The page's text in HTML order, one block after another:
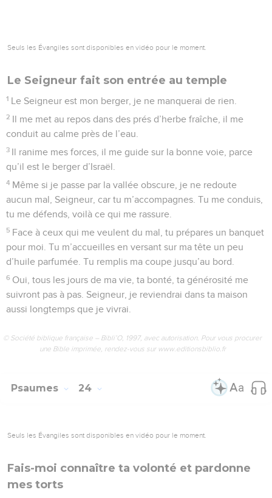
Seuls les Évangiles sont disponibles en vidéo pour le moment.
Le Seigneur fait son entrée au temple
1 Le Seigneur est mon berger, je ne manquerai de rien.
2 Il me met au repos dans des prés d’herbe fraîche, il me
conduit au calme près de l’eau.
3 Il ranime mes forces, il me guide sur la bonne voie, parce
qu’il est le berger d’Israël.
4 Même si je passe par la vallée obscure, je ne redoute
aucun mal, Seigneur, car tu m’accompagnes. Tu me conduis,
tu me défends, voilà ce qui me rassure.
5 Face à ceux qui me veulent du mal, tu prépares un banquet
pour moi. Tu m’accueilles en versant sur ma tête un peu
d’huile parfumée. Tu remplis ma coupe jusqu’au bord.
6 Oui, tous les jours de ma vie, ta bonté, ta générosité me
suivront pas à pas. Seigneur, je reviendrai dans ta maison
aussi longtemps que je vivrai.
© Société biblique française – Bibli’O, 1997, avec autorisation. Pour vous procurer
une Bible imprimée, rendez-vous sur www.editionsbiblio.fr
Psaumes 24
Seuls les Évangiles sont disponibles en vidéo pour le moment.
Fais-moi connaître ta volonté et pardonne
mes torts